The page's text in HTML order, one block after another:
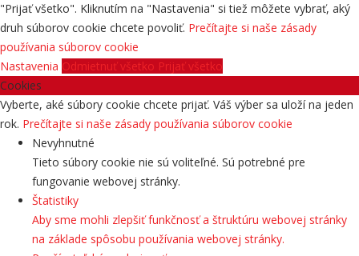
"Prijať všetko". Kliknutím na "Nastavenia" si tiež môžete vybrať, aký
druh súborov cookie chcete povoliť. Prečítajte si naše zásady
používania súborov cookie
Nastavenia Odmietnuť všetko Prijať všetko
Cookies
Vyberte, aké súbory cookie chcete prijať. Váš výber sa uloží na jeden
rok. Prečítajte si naše zásady používania súborov cookie
Nevyhnutné
Tieto súbory cookie nie sú voliteľné. Sú potrebné pre
fungovanie webovej stránky.
Štatistiky
Aby sme mohli zlepšiť funkčnosť a štruktúru webovej stránky
na základe spôsobu používania webovej stránky.